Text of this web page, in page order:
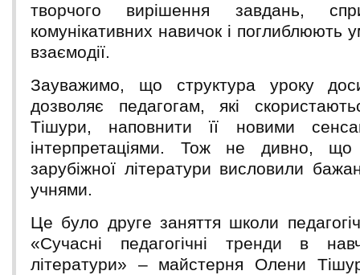
творчого вирішення завдань,
комунікативних навичок і поглиблюють
взаємодії.
Зауважимо, що структура уроку
дозволяє педагогам, які
Тішури, наповнити її новими
інтерпретаціями. Тож не дивно, що
зарубіжної літератури висловили
учнями.
Це було друге заняття школи
«Сучасні педагогічні тренди в
літератури» – майстерня Олени